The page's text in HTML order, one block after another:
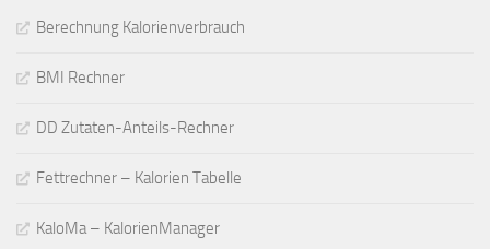
Berechnung Kalorienverbrauch
BMI Rechner
DD Zutaten-Anteils-Rechner
Fettrechner – Kalorien Tabelle
KaloMa – KalorienManager